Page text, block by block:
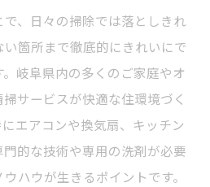
、日々の掃除では落としきれ
箇所まで徹底的にきれいにで
岐阜県内の多くのご家庭やオ
サービスが快適な住環境づく
エアコンや換気扇、キッチン
的な技術や専用の洗剤が必要
ハウが生きるポイントです。